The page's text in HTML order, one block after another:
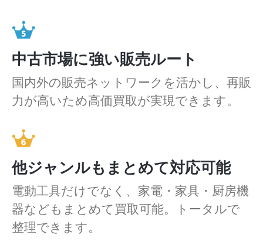
中古市場に強い販売ルート
国内外の販売ネットワークを活かし、再販
力が高いため高価買取が実現できます。
他ジャンルもまとめて対応可能
電動工具だけでなく、家電・家具・厨房機
器などもまとめて買取可能。トータルで
整理できます。